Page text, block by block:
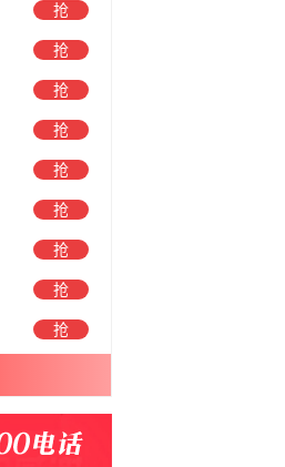
抢
抢
抢
抢
抢
抢
抢
抢
抢